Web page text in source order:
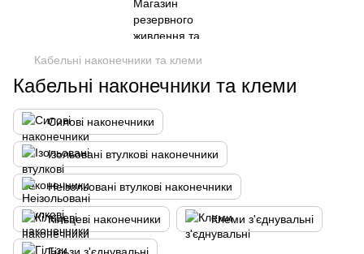
Кабельні наконечники та клеми
Кабельні наконечники та клеми
Силові наконечники
Ізольовані втулкові наконечники
Неізольовані втулкові наконечники
Кільцеві наконечники Клеми з'єднувальні